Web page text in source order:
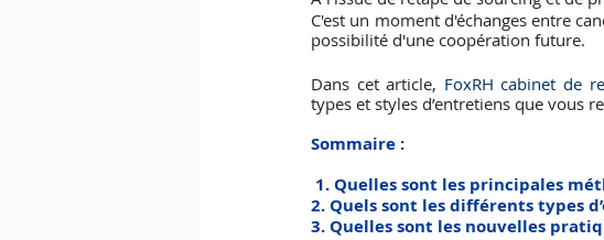
C'est un moment d'échanges entre
possibilité d'une coopération future.
Dans cet article, FoxRH cabinet de
types et styles d’entretiens que vous
Sommaire :
1. Quelles sont les principales
2. Quels sont les différents types
3. Quelles sont les nouvelles